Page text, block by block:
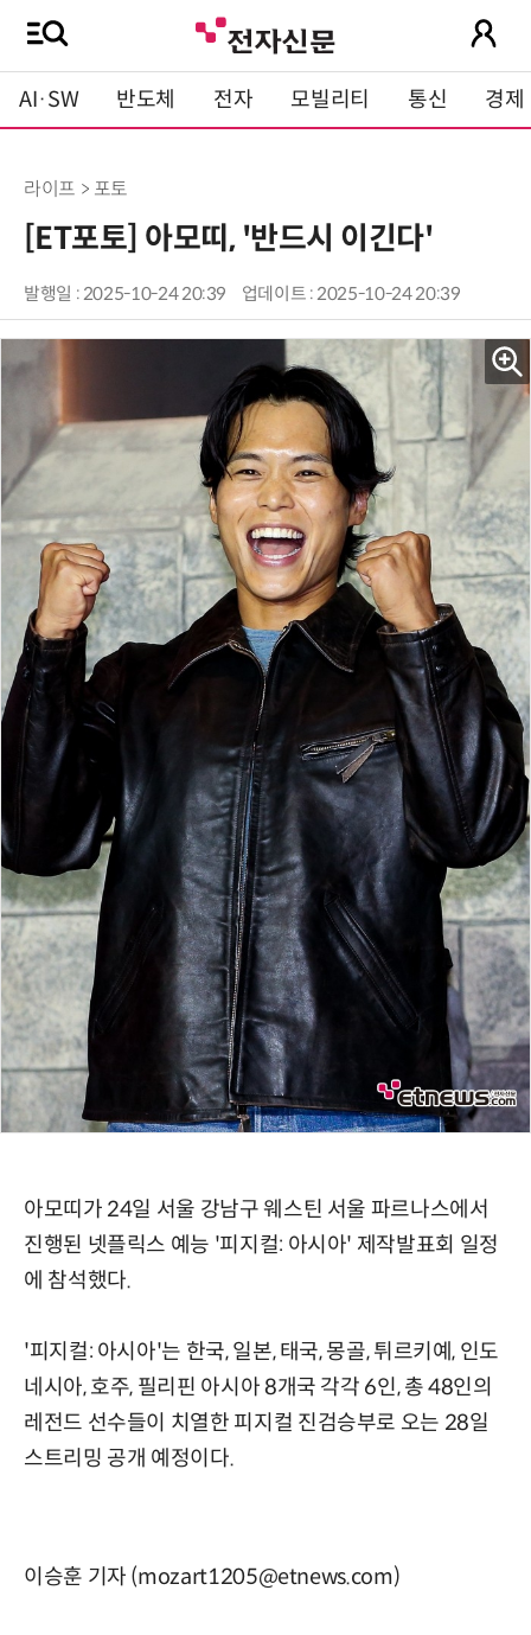
AI·SW 반도체 전자 모빌리티 통신 경제
라이프 > 포토
[ET포토] 아모띠, '반드시 이긴다'
발행일 : 2025-10-24 20:39 업데이트 : 2025-10-24 20:39
아모띠가 24일 서울 강남구 웨스틴 서울 파르나스에서
진행된 넷플릭스 예능 '피지컬: 아시아' 제작발표회 일정
에 참석했다.
'피지컬: 아시아'는 한국, 일본, 태국, 몽골, 튀르키예, 인도
네시아, 호주, 필리핀 아시아 8개국 각각 6인, 총 48인의
레전드 선수들이 치열한 피지컬 진검승부로 오는 28일
스트리밍 공개 예정이다.
이승훈 기자 (mozart1205@etnews.com)